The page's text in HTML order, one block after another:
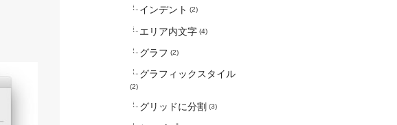
インデント (2)
エリア内文字 (4)
グラフ (2)
グラフィックスタイル
(2)
グリッドに分割 (3)